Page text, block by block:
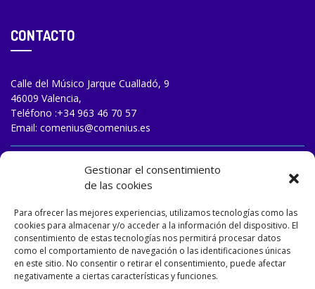
Gestionar el consentimiento
de las cookies
Para ofrecer las mejores experiencias, utilizamos tecnologías como las
cookies para almacenar y/o acceder a la información del dispositivo. El
consentimiento de estas tecnologías nos permitirá procesar datos
como el comportamiento de navegación o las identificaciones únicas
en este sitio. No consentir o retirar el consentimiento, puede afectar
negativamente a ciertas características y funciones.
CONTACTO
Calle del Músico Jarque Cualladó, 9
46009 Valencia,
Teléfono :+34 963 46 70 57
Email: comenius@comenius.es
TRABAJA CON NOSOTROS